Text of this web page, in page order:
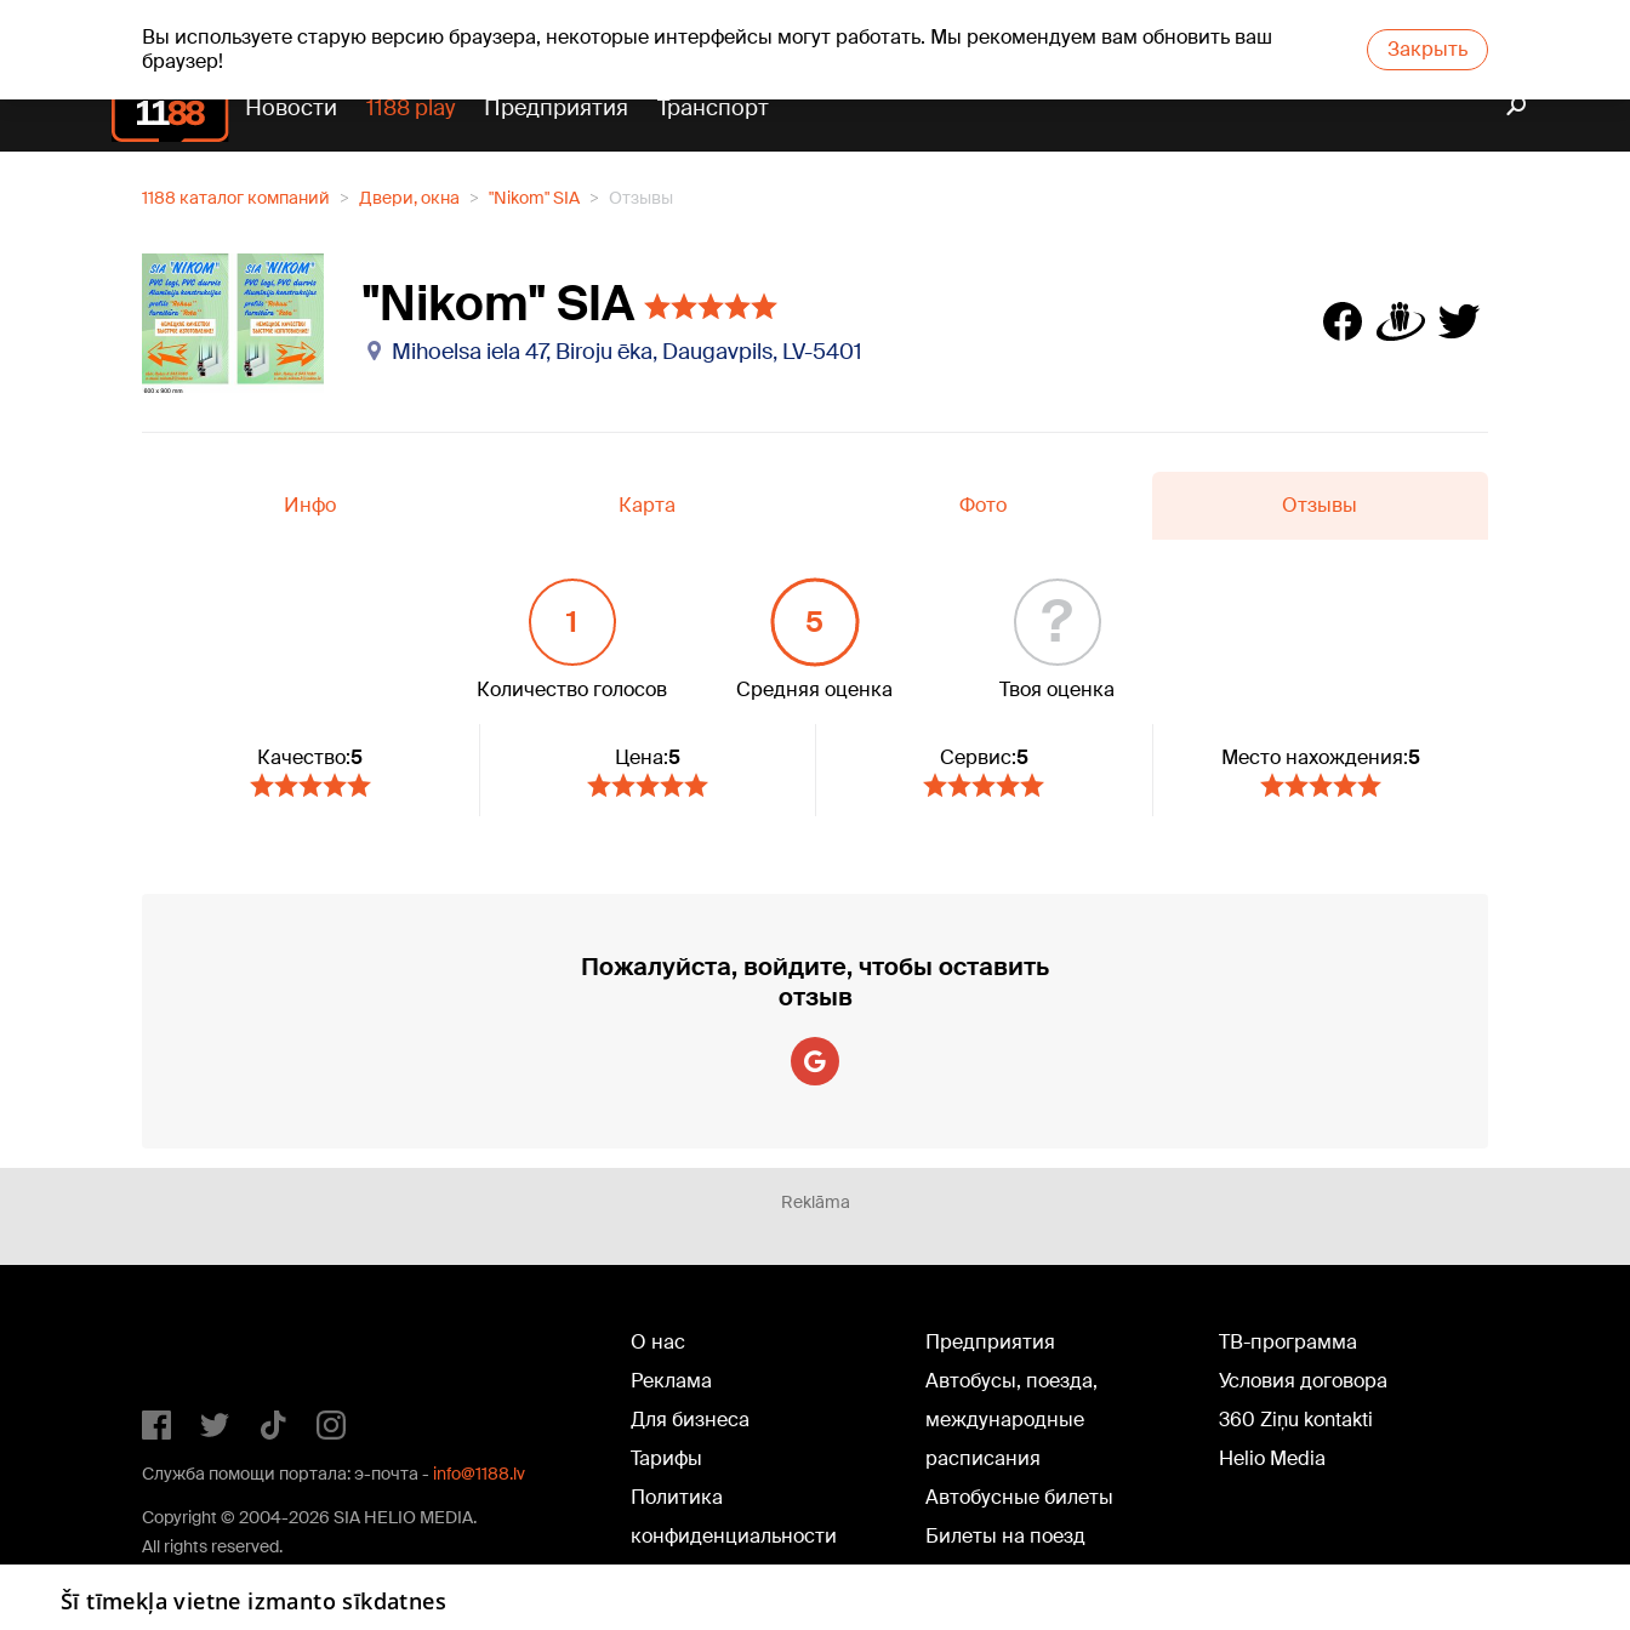
Вы используете старую версию браузера, некоторые интерфейсы могут работать. Мы рекомендуем вам обновить ваш
браузер!
Закрыть
вс, 09.08.2026. +19°C Genoveva, Madara, Genovefa Прогноз погоды Гороскопы
Новости 1188 play Предприятия Транспорт
1188 каталог компаний Двери, окна "Nikom" SIA Отзывы
"Nikom" SIA
Mihoelsa iela 47, Biroju ēka, Daugavpils, LV-5401
Инфо Карта Фото Отзывы
1
Количество голосов
5
Средняя оценка
?
Твоя оценка
Качество:5 Цена:5 Сервис:5 Место нахождения:5
Пожалуйста, войдите, чтобы оставить
отзыв
Reklāma
Служба помощи портала: э-почта - info@1188.lv
Copyright © 2004-2026 SIA HELIO MEDIA.
All rights reserved.
О нас
Реклама
Для бизнеса
Тарифы
Политика
конфиденциальности
Предприятия
Автобусы, поезда,
международные
расписания
Автобусные билеты
Билеты на поезд
TВ-программа
Условия договора
360 Ziņu kontakti
Helio Media
Šī tīmekļa vietne izmanto sīkdatnes